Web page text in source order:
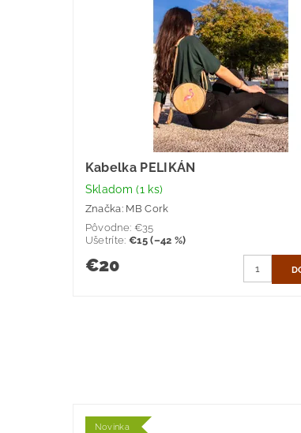
Kabelka PELIKÁN
Skladom(1 ks)
Značka: MB Cork
Pôvodne: €35
Ušetríte: €15 (–42 %)
€20
Novinka